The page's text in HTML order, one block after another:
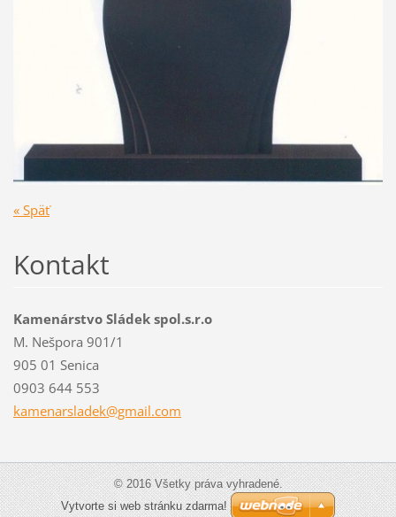
« Späť
Kontakt
Kamenárstvo Sládek spol.s.r.o
M. Nešpora 901/1
905 01 Senica
0903 644 553
kamenarsladek@gmail.com
© 2016 Všetky práva vyhradené.
Vytvorte si web stránku zdarma!